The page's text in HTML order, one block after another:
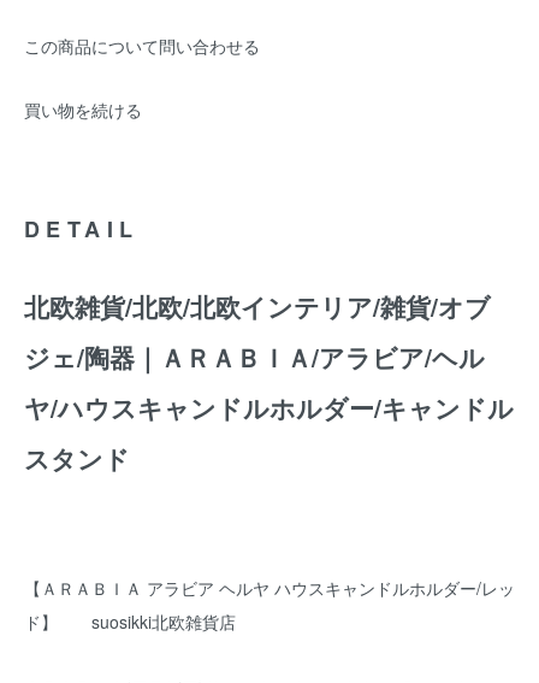
この商品について問い合わせる
買い物を続ける
DETAIL
北欧雑貨/北欧/北欧インテリア/雑貨/オブ
ジェ/陶器｜ＡＲＡＢＩＡ/アラビア/ヘル
ヤ/ハウスキャンドルホルダー/キャンドル
スタンド
【ＡＲＡＢＩＡ アラビア ヘルヤ ハウスキャンドルホルダー/レッ
ド】 suosikki北欧雑貨店